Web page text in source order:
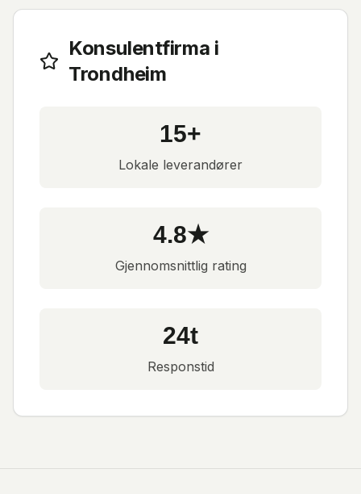
Konsulentfirma i
Trondheim
15+
Lokale leverandører
4.8★
Gjennomsnittlig rating
24t
Responstid